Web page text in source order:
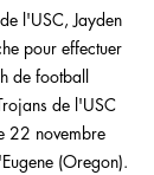
l'USC, Jayden
pour effectuer
de football
de l'USC
22 novembre
(Oregon).